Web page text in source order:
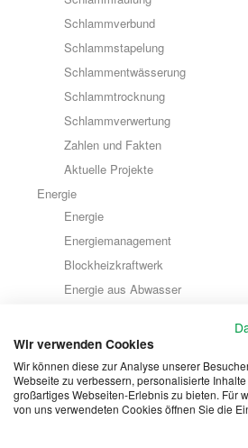
Schlammverbund
Schlammstapelung
Schlammentwässerung
Schlammtrocknung
Schlammverwertung
Zahlen und Fakten
Aktuelle Projekte
Energie
Energie
Energiemanagement
Blockheizkraftwerk
Energie aus Abwasser
Energieprojekte
Dienstleistungen
Dienstleistungen
Co-Substrat-Annahme
Wir verwenden Cookies
Wir können diese zur Analyse unserer
Webseite zu verbessern, personalisierte
großartiges Webseiten-Erlebnis zu bieten. Für
von uns verwendeten Cookies öffnen Sie die